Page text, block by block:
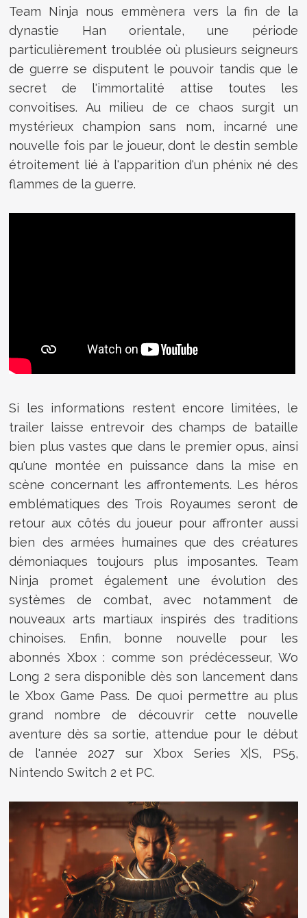
Team Ninja nous emmènera vers la fin de la
dynastie Han orientale, une période
particulièrement troublée où plusieurs seigneurs
de guerre se disputent le pouvoir tandis que le
secret de l'immortalité attise toutes les
convoitises. Au milieu de ce chaos surgit un
mystérieux champion sans nom, incarné une
nouvelle fois par le joueur, dont le destin semble
étroitement lié à l'apparition d'un phénix né des
flammes de la guerre.
Si les informations restent encore limitées, le
trailer laisse entrevoir des champs de bataille
bien plus vastes que dans le premier opus, ainsi
qu'une montée en puissance dans la mise en
scène concernant les affrontements. Les héros
emblématiques des Trois Royaumes seront de
retour aux côtés du joueur pour affronter aussi
bien des armées humaines que des créatures
démoniaques toujours plus imposantes. Team
Ninja promet également une évolution des
systèmes de combat, avec notamment de
nouveaux arts martiaux inspirés des traditions
chinoises. Enfin, bonne nouvelle pour les
abonnés Xbox : comme son prédécesseur, Wo
Long 2 sera disponible dès son lancement dans
le Xbox Game Pass. De quoi permettre au plus
grand nombre de découvrir cette nouvelle
aventure dès sa sortie, attendue pour le début
de l'année 2027 sur Xbox Series X|S, PS5,
Nintendo Switch 2 et PC.